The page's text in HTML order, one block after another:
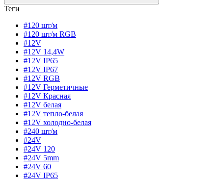
Теги
#120 шт/м
#120 шт/м RGB
#12V
#12V 14,4W
#12V IP65
#12V IP67
#12V RGB
#12V Герметичные
#12V Красная
#12V белая
#12V тепло-белая
#12V холодно-белая
#240 шт/м
#24V
#24V 120
#24V 5mm
#24V 60
#24V IP65